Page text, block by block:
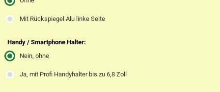
Mit Rückspiegel Alu linke Seite
Handy / Smartphone Halter:
Nein, ohne
Ja, mit Profi Handyhalter bis zu 6,8 Zoll